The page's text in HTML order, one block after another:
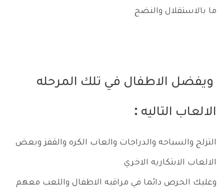
ما بالاستقلال والنضج
ويفضل الاطفال في تلك المرحله
الالعاب التاليه :
التزلج والسباحه والدراجات والعاب الكره والقفز وبعض
الالعاب الابتكاريه الاخري
وعليك الحرص دائما في مراقبه الاطفال واللعب معهم